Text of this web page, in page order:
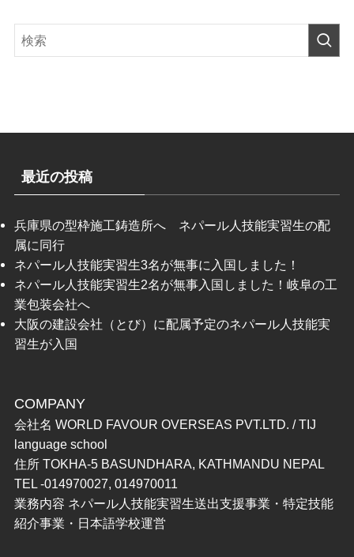
最近の投稿
兵庫県の型枠施工鋳造所へ ネパール人技能実習生の配
属に同行
ネパール人技能実習生3名が無事に入国しました！
ネパール人技能実習生2名が無事入国しました！岐阜の工
業包装会社へ
大阪の建設会社（とび）に配属予定のネパール人技能実
習生が入国
COMPANY
会社名 WORLD FAVOUR OVERSEAS PVT.LTD. / TIJ
language school
住所 TOKHA-5 BASUNDHARA, KATHMANDU NEPAL
TEL -014970027, 014970011
業務内容 ネパール人技能実習生送出支援事業・特定技能
紹介事業・日本語学校運営